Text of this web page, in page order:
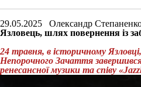
29.05.2025 Олександр
Язловець, шлях повернення із
24 травня, в історичному
Непорочного Зачаття
ренесансної музики та співу